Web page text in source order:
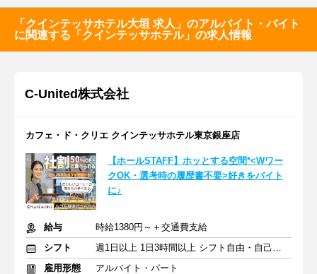
「クインテッサホテル大垣 求人」のアルバイト・バイト
に関連する「クインテッサホテル」の求人情報
C‐United株式会社
カフェ・ド・クリエ クインテッサホテル東京銀座店
【ホールSTAFF】ホッとする空間*<Wワー
クOK・選考時の履歴書不要>好きをバイト
に♪
給与
時給1380円～＋交通費支給
シフト
週1日以上 1日3時間以上 シフト自由・自己申告
雇用形態
アルバイト・パート